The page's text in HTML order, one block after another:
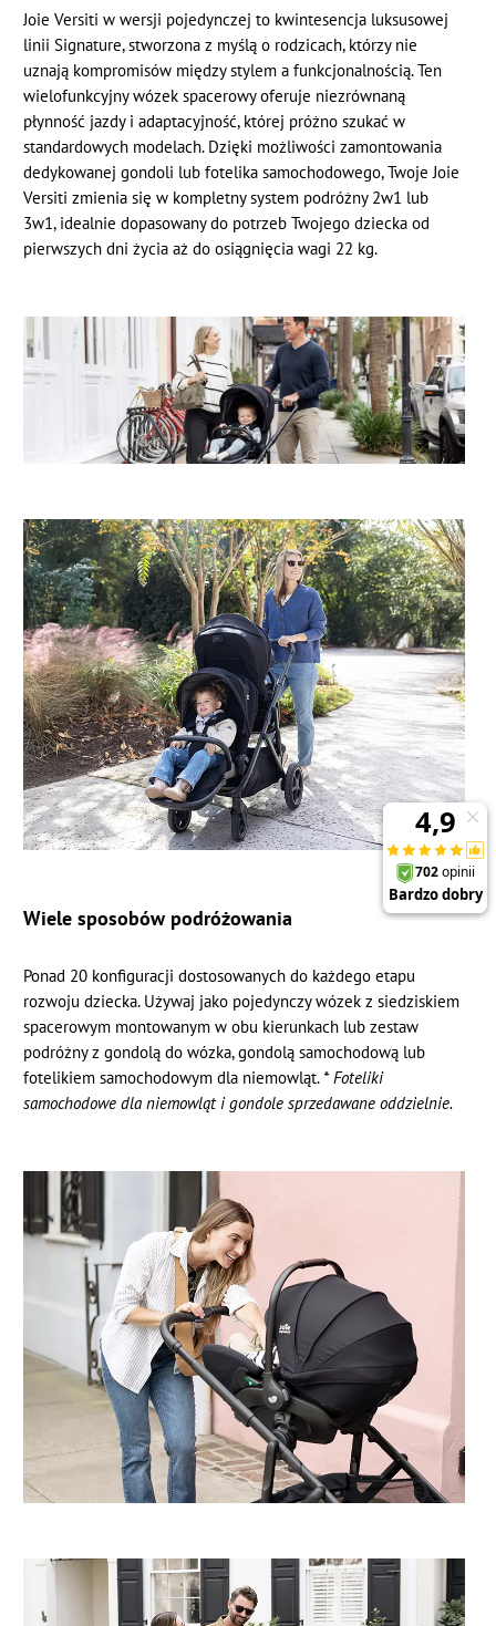
Joie Versiti w wersji pojedynczej to kwintesencja luksusowej
linii Signature, stworzona z myślą o rodzicach, którzy nie
uznają kompromisów między stylem a funkcjonalnością. Ten
wielofunkcyjny wózek spacerowy oferuje niezrównaną
płynność jazdy i adaptacyjność, której próżno szukać w
standardowych modelach. Dzięki możliwości zamontowania
dedykowanej gondoli lub fotelika samochodowego, Twoje Joie
Versiti zmienia się w kompletny system podróżny 2w1 lub
3w1, idealnie dopasowany do potrzeb Twojego dziecka od
pierwszych dni życia aż do osiągnięcia wagi 22 kg.
Wiele sposobów podróżowania
Ponad 20 konfiguracji dostosowanych do każdego etapu
rozwoju dziecka. Używaj jako pojedynczy wózek z siedziskiem
spacerowym montowanym w obu kierunkach lub zestaw
podróżny z gondolą do wózka, gondolą samochodową lub
fotelikiem samochodowym dla niemowląt. * Foteliki
samochodowe dla niemowląt i gondole sprzedawane oddzielnie.